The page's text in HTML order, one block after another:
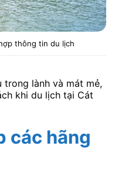
thông tin du lịch
trong lành và mát mẻ,
khi du lịch tại Cát
các hãng